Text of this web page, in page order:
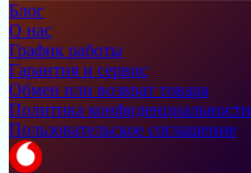
Блог
О нас
График работы
Гарантия и сервис
Обмен или возврат товара
Политика конфиденциальности
Пользовательское соглашение